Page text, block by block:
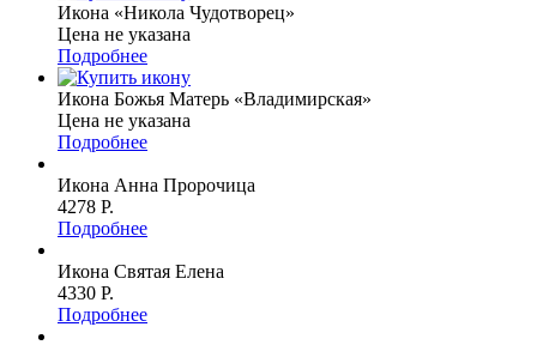
Икона «Никола Чудотворец»
Цена не указана
Подробнее
Икона Божья Матерь «Владимирская»
Цена не указана
Подробнее
Икона Анна Пророчица
4278 P.
Подробнее
Икона Святая Елена
4330 P.
Подробнее